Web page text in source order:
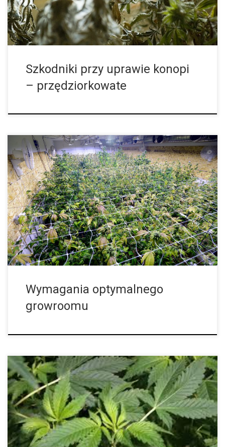
Szkodniki przy uprawie konopi
– przędziorkowate
Do udanej uprawy ważny jest wybór odpowiedniego miejsca,
gdzie posadzimy nasze rośliny albo ustawimy growboxy. Miejsce
to musimy dobrze przemyśleć, a także przewidzieć ewentualne
problemy, jakie mogą tam wystąpić. Odpowiednimi […]
Wymagania optymalnego
growroomu
Jeśli używamy nawozów własnej roboty, np. nawozów
biologicznych lub naturalnych, pochodzących ze zwierzęcych
odchodów, to istnieje ryzyko, że możemy tak sprowadzić na
nasze rośliny różne szkodniki lub choroby. Aby tego […]